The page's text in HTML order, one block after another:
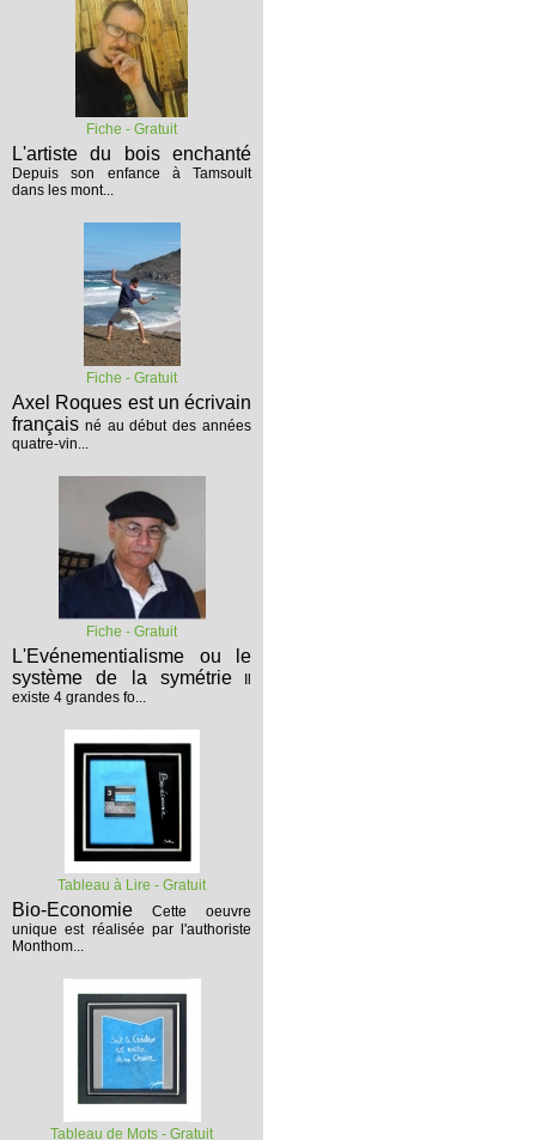
Fiche - Gratuit
L'artiste du bois enchanté
Depuis son enfance à Tamsoult
dans les mont...
Fiche - Gratuit
Axel Roques est un écrivain
français né au début des années
quatre-vin...
Fiche - Gratuit
L'Evénementialisme ou le
système de la symétrie
existe 4 grandes fo...
Tableau à Lire - Gratuit
Bio-Economie
Cette oeuvre
unique est réalisée par l'authoriste
Monthom...
Tableau de Mots - Gratuit